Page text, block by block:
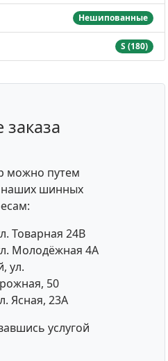
Нешипованные
S (180)
можно путем
наших шинных
Товарная 24В
Молодёжная 4А
ул.
50
Ясная, 23А
услугой